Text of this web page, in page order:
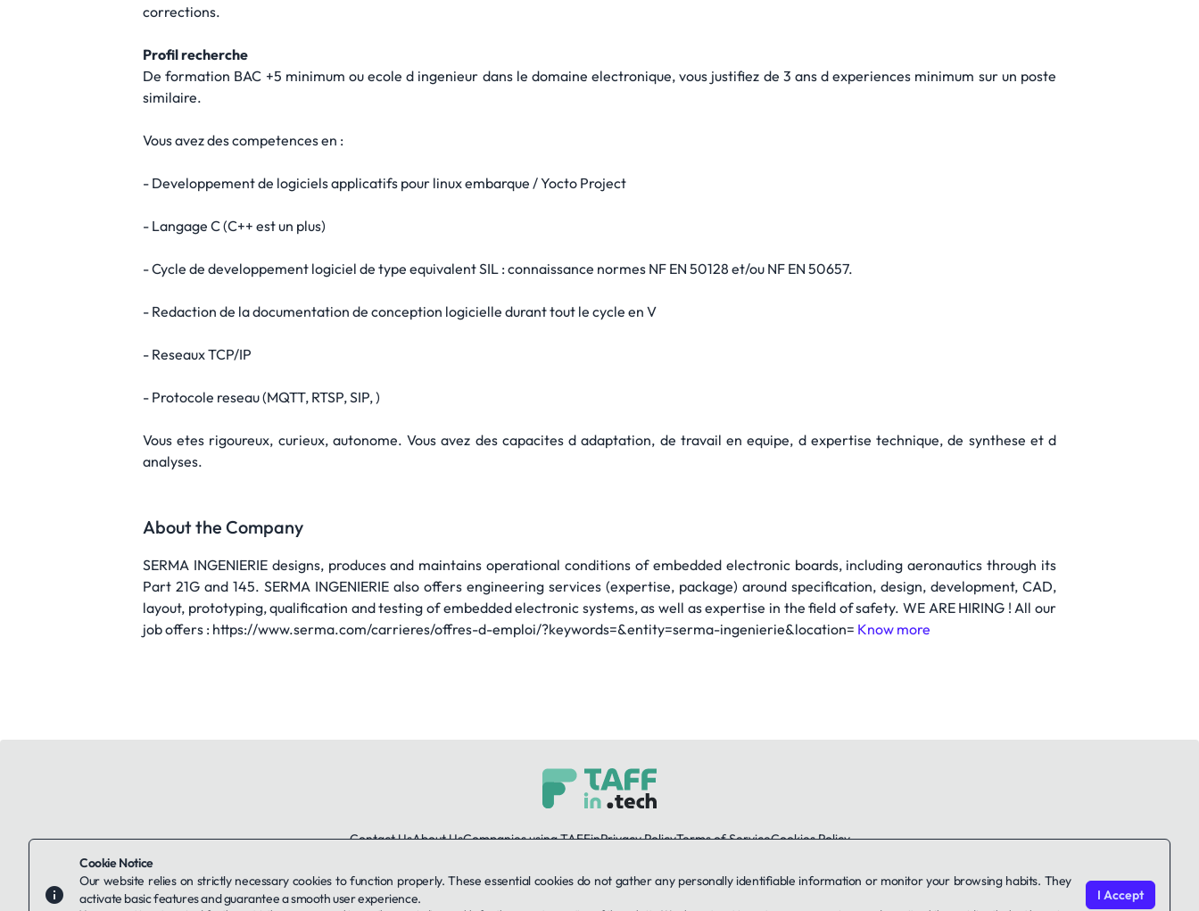
corrections.
Profil recherche
De formation BAC +5 minimum ou ecole d ingenieur dans le domaine electronique, vous justifiez de 3 ans d experiences minimum sur un poste
similaire.
Vous avez des competences en :
- Developpement de logiciels applicatifs pour linux embarque / Yocto Project
- Langage C (C++ est un plus)
- Cycle de developpement logiciel de type equivalent SIL : connaissance normes NF EN 50128 et/ou NF EN 50657.
- Redaction de la documentation de conception logicielle durant tout le cycle en V
- Reseaux TCP/IP
- Protocole reseau (MQTT, RTSP, SIP, )
Vous etes rigoureux, curieux, autonome. Vous avez des capacites d adaptation, de travail en equipe, d expertise technique, de synthese et d
analyses.
About the Company
SERMA INGENIERIE designs, produces and maintains operational conditions of embedded electronic boards, including aeronautics through its
Part 21G and 145. SERMA INGENIERIE also offers engineering services (expertise, package) around specification, design, development, CAD,
layout, prototyping, qualification and testing of embedded electronic systems, as well as expertise in the field of safety. WE ARE HIRING ! All our
job offers : https://www.serma.com/carrieres/offres-d-emploi/?keywords=&entity=serma-ingenierie&location= Know more
Contact UsAbout UsCompanies using TAFFinPrivacy PolicyTerms of ServiceCookies Policy
LinkedIn
Cookie Notice
Our website relies on strictly necessary cookies to function properly. These essential cookies do not gather any personally identifiable information or monitor your browsing habits. They
activate basic features and guarantee a smooth user experience.
I Accept